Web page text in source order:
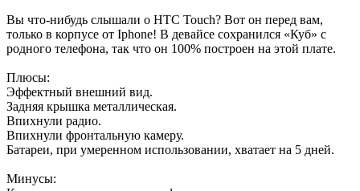
Вы что-нибудь слышали о HTC Touch? Вот он перед вам,
только в корпусе от Iphone! В девайсе сохранился «Куб» с
родного телефона, так что он 100% построен на этой плате.
Плюсы:
Эффектный внешний вид.
Задняя крышка металлическая.
Впихнули радио.
Впихнули фронтальную камеру.
Батареи, при умеренном использовании, хватает на 5 дней.
Минусы: